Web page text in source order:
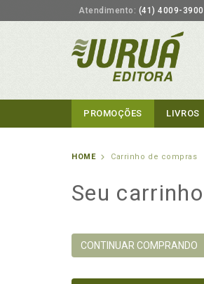
Atendimento: (41) 4009-3900
PROMOÇÕES LIVROS
HOME Carrinho de compras
Seu carrinho
CONTINUAR COMPRANDO